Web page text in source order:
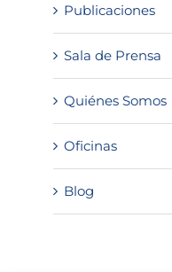
Publicaciones
Sala de Prensa
Quiénes Somos
Oficinas
Blog